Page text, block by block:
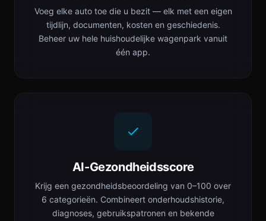
Voeg elke auto toe die u bezit — elk met een eigen
tijdlijn, documenten, kosten en geschiedenis.
Beheer uw hele huishoudelijke wagenpark vanuit
één app.
AI-Gezondheidsscore
Krijg een gezondheidsbeoordeling van 0–100 over
6 categorieën. Combineert onderhoudshistorie,
diagnoses, gebruikspatronen en bekende